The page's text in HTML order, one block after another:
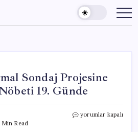
Sondaj Projesine
19. Günde
Min Read
Varto’da
yorumlar kapalı